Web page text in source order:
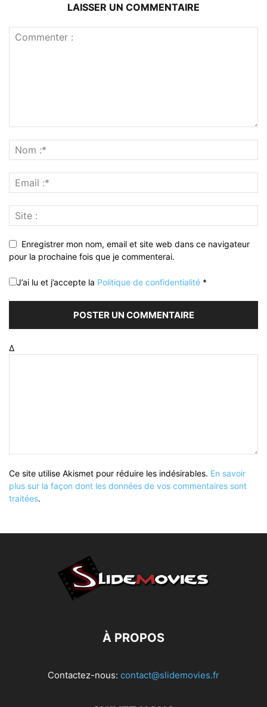
LAISSER UN COMMENTAIRE
Enregistrer mon nom, email et site web dans ce navigateur
pour la prochaine fois que je commenterai.
J’ai lu et j’accepte la Politique de confidentialité *
Δ
Ce site utilise Akismet pour réduire les indésirables. En savoir
plus sur la façon dont les données de vos commentaires sont
traitées.
À PROPOS
Contactez-nous: contact@slidemovies.fr